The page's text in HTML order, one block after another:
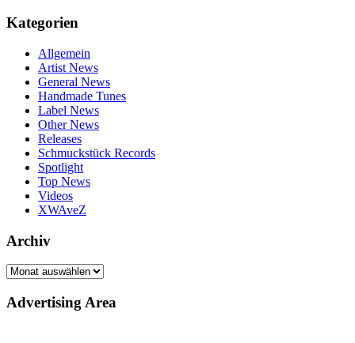
Kategorien
Allgemein
Artist News
General News
Handmade Tunes
Label News
Other News
Releases
Schmuckstück Records
Spotlight
Top News
Videos
XWAveZ
Archiv
Archiv
Advertising Area